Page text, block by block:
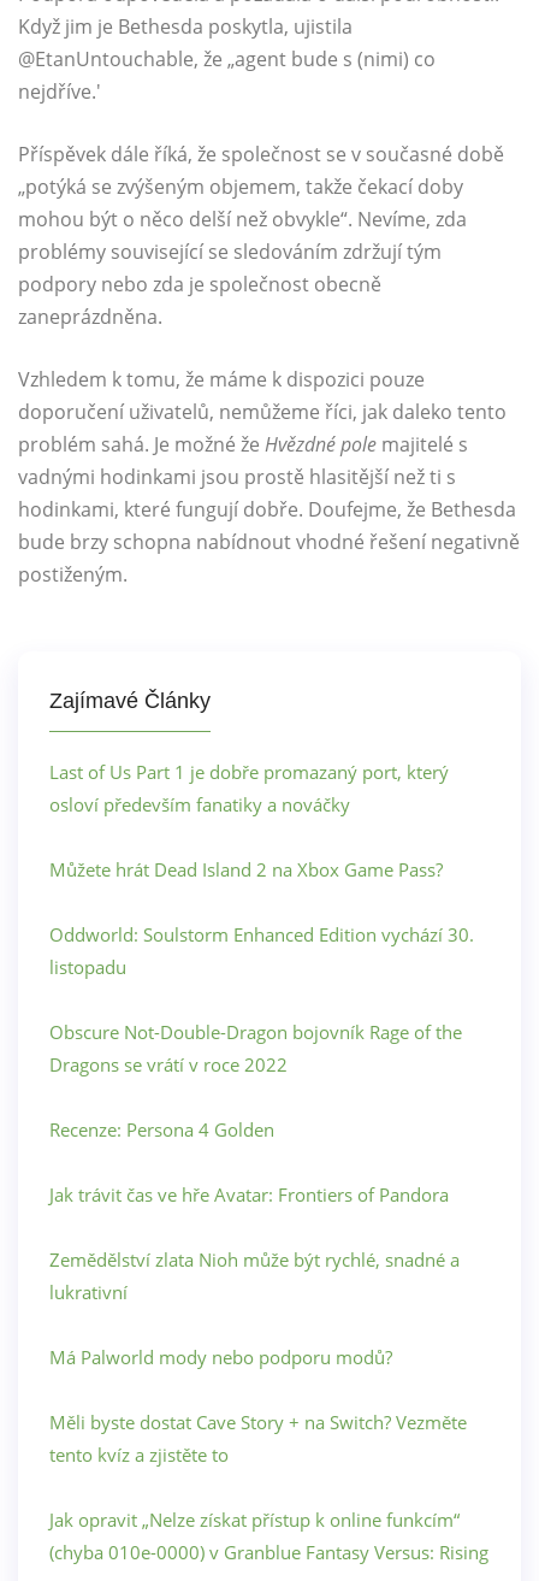
Když jim je Bethesda poskytla, ujistila
@EtanUntouchable, že „agent bude s (nimi) co
nejdříve.'
Příspěvek dále říká, že společnost se v současné době
„potýká se zvýšeným objemem, takže čekací doby
mohou být o něco delší než obvykle“. Nevíme, zda
problémy související se sledováním zdržují tým
podpory nebo zda je společnost obecně
zaneprázdněna.
Vzhledem k tomu, že máme k dispozici pouze
doporučení uživatelů, nemůžeme říci, jak daleko tento
problém sahá. Je možné že Hvězdné pole majitelé s
vadnými hodinkami jsou prostě hlasitější než ti s
hodinkami, které fungují dobře. Doufejme, že Bethesda
bude brzy schopna nabídnout vhodné řešení negativně
postiženým.
Zajímavé Články
Last of Us Part 1 je dobře promazaný port, který
osloví především fanatiky a nováčky
Můžete hrát Dead Island 2 na Xbox Game Pass?
Oddworld: Soulstorm Enhanced Edition vychází 30.
listopadu
Obscure Not-Double-Dragon bojovník Rage of the
Dragons se vrátí v roce 2022
Recenze: Persona 4 Golden
Jak trávit čas ve hře Avatar: Frontiers of Pandora
Zemědělství zlata Nioh může být rychlé, snadné a
lukrativní
Má Palworld mody nebo podporu modů?
Měli byste dostat Cave Story + na Switch? Vezměte
tento kvíz a zjistěte to
Jak opravit „Nelze získat přístup k online funkcím“
(chyba 010e-0000) v Granblue Fantasy Versus: Rising